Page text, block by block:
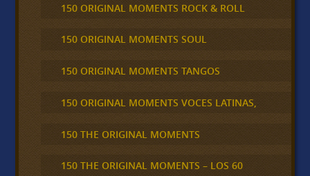
150 ORIGINAL MOMENTS ROCK & ROLL
150 ORIGINAL MOMENTS SOUL
150 ORIGINAL MOMENTS TANGOS
150 ORIGINAL MOMENTS VOCES LATINAS,
150 THE ORIGINAL MOMENTS
150 THE ORIGINAL MOMENTS – LOS 60